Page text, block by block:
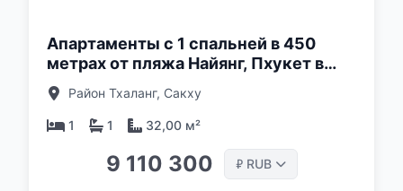
Апартаменты с 1 спальней в 450
метрах от пляжа Найянг, Пхукет в
комплексе The Olive
Район Тхаланг, Сакху
1 1 32,00 м²
9 110 300 ₽ RUB